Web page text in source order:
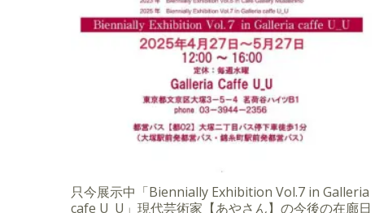
只今展示中「Biennially Exhibition Vol.7 in Galleria
cafe U_U」現代芸術家【あやさん】の今後の在廊日